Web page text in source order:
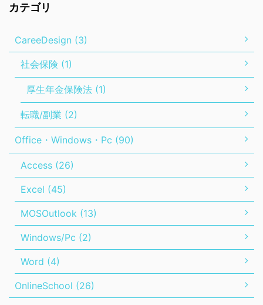
カテゴリ
CareeDesign (3)
社会保険 (1)
厚生年金保険法 (1)
転職/副業 (2)
Office・Windows・Pc (90)
Access (26)
Excel (45)
MOSOutlook (13)
Windows/Pc (2)
Word (4)
OnlineSchool (26)